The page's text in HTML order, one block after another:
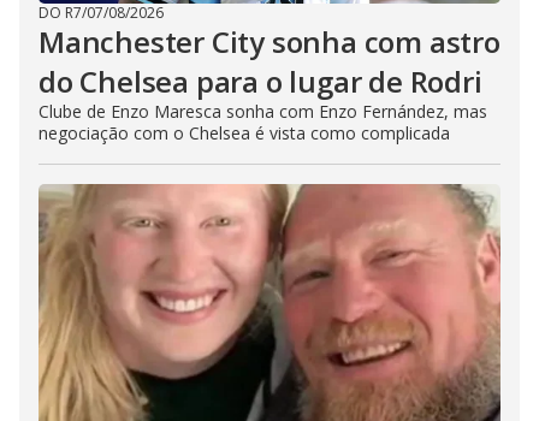
DO R7/07/08/2026
Manchester City sonha com astro
do Chelsea para o lugar de Rodri
Clube de Enzo Maresca sonha com Enzo Fernández, mas
negociação com o Chelsea é vista como complicada